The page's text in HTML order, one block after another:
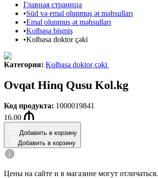
Главная страница
•Süd və emal olunmuş ət məhsulları
•Emal olunmuş ət məhsulları
•Kolbasa bişmiş
•Kolbasa doktor çəki
Категория: Kolbasa doktor çəki
Ovqat Hinq Qusu Kol.kg
Код продукта: 1000019841
16.00
Добавить в корзину
Добавить в корзину
Цены на сайте и в магазине могут отличаться.